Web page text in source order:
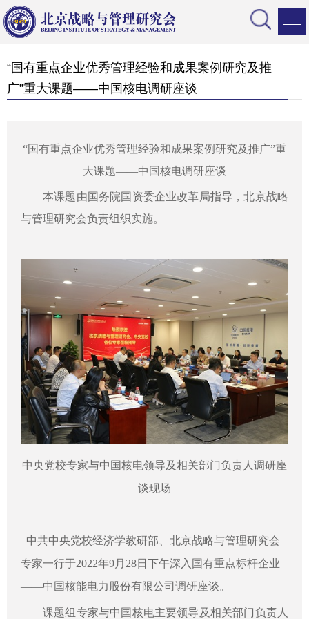
“国有重点企业优秀管理经验和成果案例研究及推
广”重大课题——中国核电调研座谈
“国有重点企业优秀管理经验和成果案例研究及推广”重
大课题——中国核电调研座谈
本课题由国务院国资委企业改革局指导，北京战略
与管理研究会负责组织实施。
中央党校专家与中国核电领导及相关部门负责人调研座
谈现场
中共中央党校经济学教研部、北京战略与管理研究会
专家一行于2022年9月 28日下午深入国有重点标杆企业
——中国核能电力股份有限公司调研座谈。
课题组专家与中国核电主要领导及相关部门负责人